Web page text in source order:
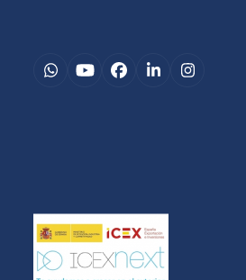
Whatsapp
YouTubeFacebook
LinkedIn